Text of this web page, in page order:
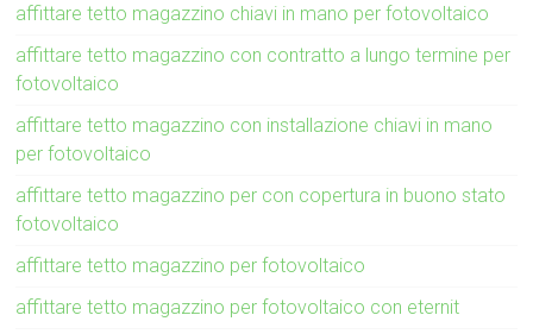
affittare tetto magazzino chiavi in mano per fotovoltaico
affittare tetto magazzino con contratto a lungo termine per
fotovoltaico
affittare tetto magazzino con installazione chiavi in mano
per fotovoltaico
affittare tetto magazzino per con copertura in buono stato
fotovoltaico
affittare tetto magazzino per fotovoltaico
affittare tetto magazzino per fotovoltaico con eternit